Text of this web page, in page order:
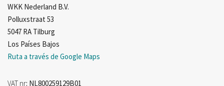
WKK Nederland B.V.
Polluxstraat 53
5047 RA Tilburg
Los Países Bajos
Ruta a través de Google Maps
VAT nr: NL800259129B01